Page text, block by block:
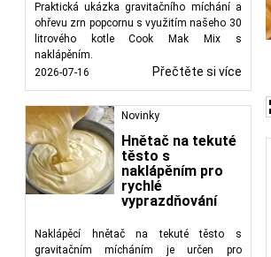
Praktická ukázka gravitačního míchání a
ohřevu zrn popcornu s využitím našeho 30
litrového kotle Cook Mak Mix s
naklápěním.
2026-07-16
Přečtěte si více
Novinky
Hnětač na tekuté
těsto s
naklápěním pro
rychlé
vyprazdňování
Naklápěcí hnětač na tekuté těsto s
gravitačním mícháním je určen pro